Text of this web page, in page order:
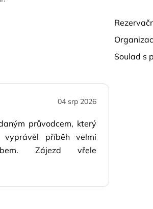
soulad s
04 srp 2026
průvodcem, který
příběh velmi
Zájezd vřele